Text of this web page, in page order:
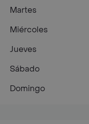
Martes
Miércoles
Jueves
Sábado
Domingo